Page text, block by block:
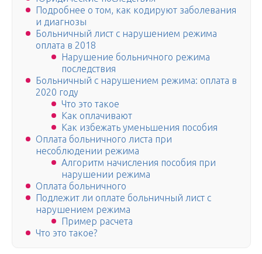
Подробнее о том, как кодируют заболевания
и диагнозы
Больничный лист с нарушением режима
оплата в 2018
Нарушение больничного режима
последствия
Больничный с нарушением режима: оплата в
2020 году
Что это такое
Как оплачивают
Как избежать уменьшения пособия
Оплата больничного листа при
несоблюдении режима
Алгоритм начисления пособия при
нарушении режима
Оплата больничного
Подлежит ли оплате больничный лист с
нарушением режима
Пример расчета
Что это такое?